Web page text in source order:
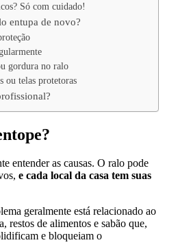
Só com cuidado!
entupa de novo?
gordura no ralo
ou telas protetoras
entender as causas. O ralo pode
e cada local da casa tem suas
geralmente está relacionado ao
restos de alimentos e sabão que,
e bloqueiam o